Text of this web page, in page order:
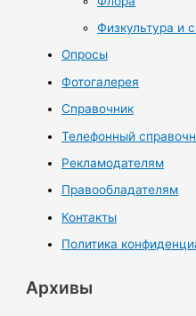
Физкультура и
Опросы
Фотогалерея
Справочник
Телефонный
Рекламодателям
Правообладателям
Контакты
Политика
Архивы